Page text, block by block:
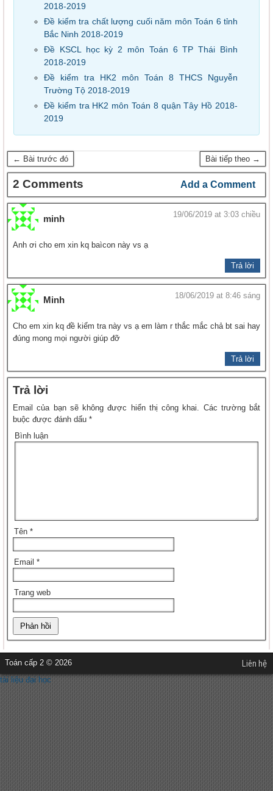
2018-2019
Đề kiểm tra chất lượng cuối năm môn Toán 6 tỉnh
Bắc Ninh 2018-2019
Đề KSCL học kỳ 2 môn Toán 6 TP Thái Bình
2018-2019
Đề kiểm tra HK2 môn Toán 8 THCS Nguyễn
Trường Tộ 2018-2019
Đề kiểm tra HK2 môn Toán 8 quận Tây Hồ 2018-
2019
← Bài trước đó Bài tiếp theo →
2 Comments Add a Comment
minh 19/06/2019 at 3:03 chiều
Anh ơi cho em xin kq baìcon này vs ạ
Trả lời
Minh 18/06/2019 at 8:46 sáng
Cho em xin kq đề kiểm tra này vs ạ em làm r thắc mắc chả bt sai hay
đúng mong mọi người giúp đỡ
Trả lời
Trả lời
Email của bạn sẽ không được hiển thị công khai.
Các trường bắt
buộc được đánh dấu *
Bình luận
Tên *
Email *
Trang web
Toán cấp 2 © 2026 Liên hệ
tài liệu đại học